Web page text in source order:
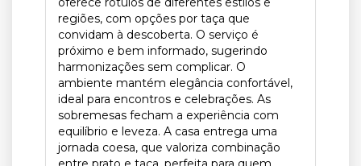
regiões, com opções por taça que
convidam à descoberta. O serviço é
próximo e bem informado, sugerindo
harmonizações sem complicar. O
ambiente mantém elegância confortável,
ideal para encontros e celebrações. As
sobremesas fecham a experiência com
equilíbrio e leveza. A casa entrega uma
jornada coesa, que valoriza combinação